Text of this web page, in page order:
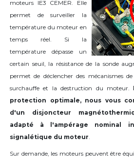
moteurs IE3 CEMER. Elle
permet de surveiller la
température du moteur en
temps réel. Si la
température dépasse un
certain seuil, la résistance de la sonde
permet de déclencher des mécanismes
surchauffe et la destruction du moteur.
protection optimale, nous vous
d'un disjoncteur
adapté à l'ampérage nominal
signalétique du moteur.
Sur demande, les moteurs peuvent être